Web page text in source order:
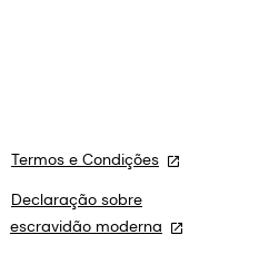
Termos e Condições
Declaração sobre
escravidão moderna